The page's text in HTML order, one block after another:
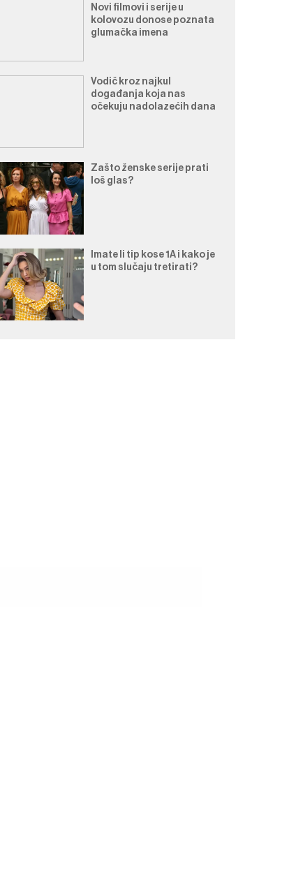
Novi filmovi i serije u
kolovozu donose poznata
glumačka imena
Vodič kroz najkul
događanja koja nas
očekuju nadolazećih dana
Zašto ženske serije prati
loš glas?
Imate li tip kose 1A i kako je
u tom slučaju tretirati?